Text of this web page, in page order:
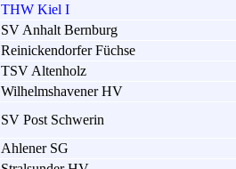
THW Kiel I
SV Anhalt Bernburg
Reinickendorfer Füchse
TSV Altenholz
Wilhelmshavener HV
SV Post Schwerin
Ahlener SG